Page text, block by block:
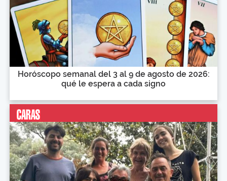
Horóscopo semanal del 3 al 9 de agosto de 2026:
qué le espera a cada signo